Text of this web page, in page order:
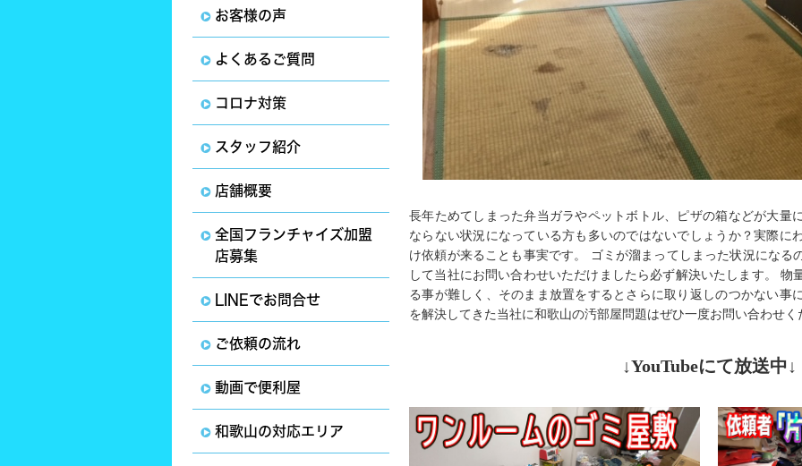
お客様の声
よくあるご質問
コロナ対策
スタッフ紹介
店舗概要
全国フランチャイズ加盟
店募集
LINEでお問合せ
ご依頼の流れ
動画で便利屋
和歌山の対応エリア
長年ためてしまった弁当ガラやペットボトル、ピザの箱などが大量
ならない状況になっている方も多いのではないでしょうか？実際に
け依頼が来ることも事実です。 ゴミが溜まってしまった状況になる
して当社にお問い合わせいただけましたら必ず解決いたします。 物
る事が難しく、そのまま放置をするとさらに取り返しのつかない事
を解決してきた当社に和歌山の汚部屋問題はぜひ一度お問い合わせく
↓YouTubeにて放送中↓